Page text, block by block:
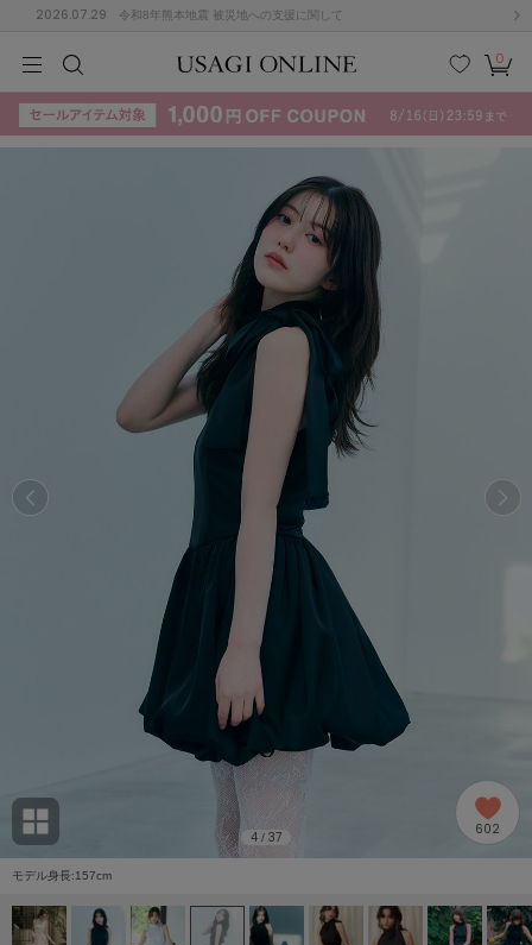
2026.07.29 令和8年熊本地震 被災地への支援に関して
検索
お気
に入
カー
ト
0
KIDSBABYBEAUTYLIFE STYLE
(715)
ョン雑貨 (865)
/ランジェリー (127)
KIDSBABYBEAUTYLIFE STYLE
G
M N
T U
Z
その
他
ACYM
アシーム
adidas by Stella McCartney
アディダス バイ ステラマッカートニー
Ame no chi Hare
アメノチハレ
アモマ
モデル身長:157cm
4 / 37 602